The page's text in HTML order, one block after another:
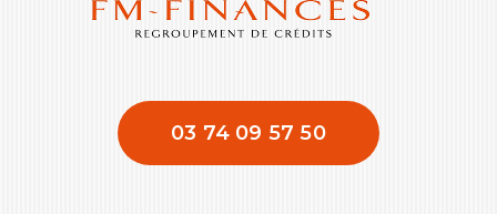
03 74 09 57 50